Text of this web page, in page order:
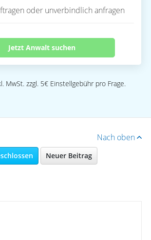
oder unverbindlich anfragen
Jetzt Anwalt suchen
MwSt. zzgl. 5€ Einstellgebühr pro Frage.
Nach oben
Neuer Beitrag